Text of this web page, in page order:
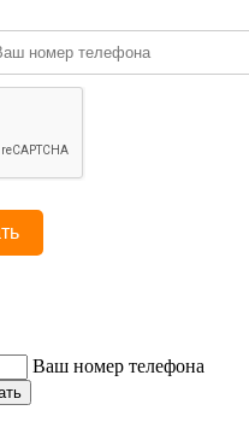
Ваш номер телефона